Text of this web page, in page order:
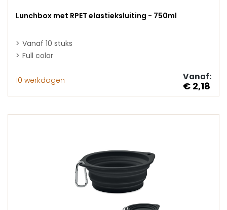
Lunchbox met RPET elastieksluiting - 750ml
Vanaf 10 stuks
Full color
10 werkdagen Vanaf:
€ 2,18